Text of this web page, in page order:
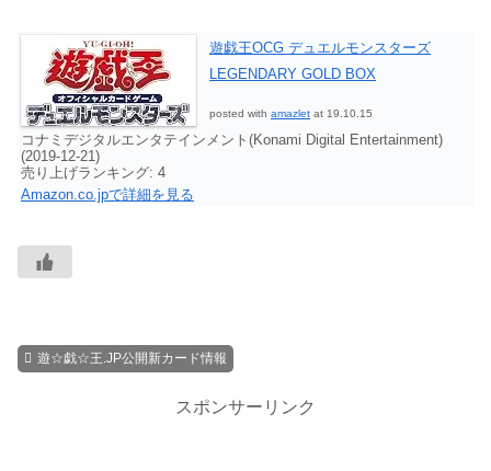
遊戯王OCG デュエルモンスターズ
LEGENDARY GOLD BOX
posted with amazlet at 19.10.15
コナミデジタルエンタテインメント(Konami Digital Entertainment)
(2019-12-21)
売り上げランキング: 4
Amazon.co.jpで詳細を見る
遊☆戯☆王.JP公開新カード情報
スポンサーリンク